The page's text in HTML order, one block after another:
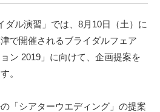
ダル演習」では、8月10日（土）に
で開催されるブライダルフェア
ン 2019」に向けて、企画提案を
。
「シアターウエディング」の提案